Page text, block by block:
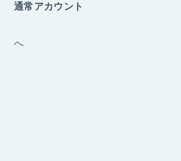
通常アカウント
へ